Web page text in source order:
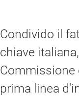
Condivido il
chiave
Commissione
prima linea